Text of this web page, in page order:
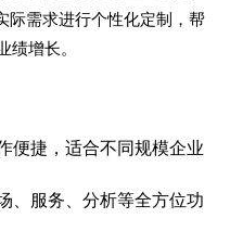
际需求进行个性化定制，帮
绩增长。
便捷，适合不同规模企业
、服务、分析等全方位功